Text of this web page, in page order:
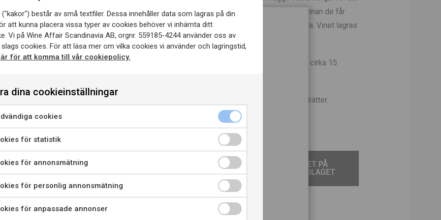
Rully i Côte
skapades 1997 och är
vita viner av Aligoté-
som funnits sedan
druvan i Bourgogne.
inte skada frukten. Sedan pressas druvorna varsamt innan de får
jäsa på ekfat från eget tunnbinderi. 1/3 av faten var nya. Vinet lagras
på sin jästfällning i cirka 15 månader innan buteljering.
Lagring
Louis Jadot Bouzeron lagras på jästfällning i cirka 15
Servera till sallader, fisk, skaldjur och fågelrätter.
LADDA NER
PRESSBILD
PRODUCENTEN
TILL VINET PÅ
SYSTEMBOLAGET
består av små textfiler. Dessa innehåller data som lagras på din
att kunna placera vissa typer av cookies behöver vi inhämta ditt
Vi på Wine Affair Scandinavia AB, orgnr. 559185-4244 använder oss av
cookies. För att läsa mer om vilka cookies vi använder och lagringstid,
för att komma till vår cookiepolicy.
dina cookieinställningar
cookies
för statistik
för annonsmätning
för personlig annonsmätning
för anpassade annonser
sida innehåller information om alkoholhaltiga drycker och
jag bekräftar att jag är 20 år eller äldre godkänner jag också
PRIVATKONSUMENT